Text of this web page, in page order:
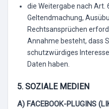
die Weitergabe nach Art.
Geltendmachung,
Rechtsansprüchen
Annahme besteht, dass
schutzwürdiges
Daten haben.
5. SOZIALE MEDIEN
A) FACEBOOK-PLUGINS